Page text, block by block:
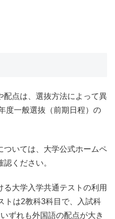
配点は、選抜方法によって異
度一般選抜（前期日程）の
ついては、大学公式ホームペ
認ください。
大学入学共通テストの利用
トは2教科3科目で、入試科
ずれも外国語の配点が大き